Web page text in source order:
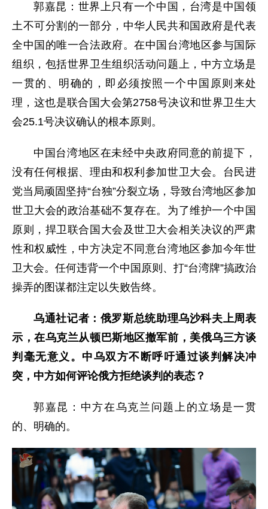
郭嘉昆：世界上只有一个中国，台湾是中国领
土不可分割的一部分，中华人民共和国政府是代表
全中国的唯一合法政府。在中国台湾地区参与国际
组织，包括世界卫生组织活动问题上，中方立场是
一贯的、明确的，即必须按照一个中国原则来处
理，这也是联合国大会第2758号决议和世界卫生大
会25.1号决议确认的根本原则。
中国台湾地区在未经中央政府同意的前提下，
没有任何根据、理由和权利参加世卫大会。台民进
党当局顽固坚持“台独”分裂立场，导致台湾地区参加
世卫大会的政治基础不复存在。为了维护一个中国
原则，捍卫联合国大会及世卫大会相关决议的严肃
性和权威性，中方决定不同意台湾地区参加今年世
卫大会。任何违背一个中国原则、打“台湾牌”搞政治
操弄的图谋都注定以失败告终。
乌通社记者：俄罗斯总统助理乌沙科夫上周表
示，在乌克兰从顿巴斯地区撤军前，美俄乌三方谈
判毫无意义。中乌双方不断呼吁通过谈判解决冲
突，中方如何评论俄方拒绝谈判的表态？
郭嘉昆：中方在乌克兰问题上的立场是一贯
的、明确的。